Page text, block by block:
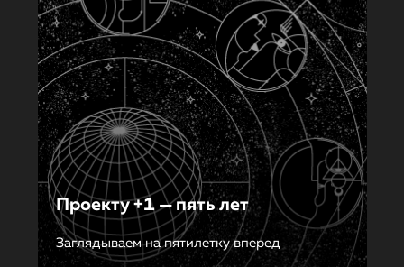
Проекту +1 — пять лет
Заглядываем на пятилетку вперед